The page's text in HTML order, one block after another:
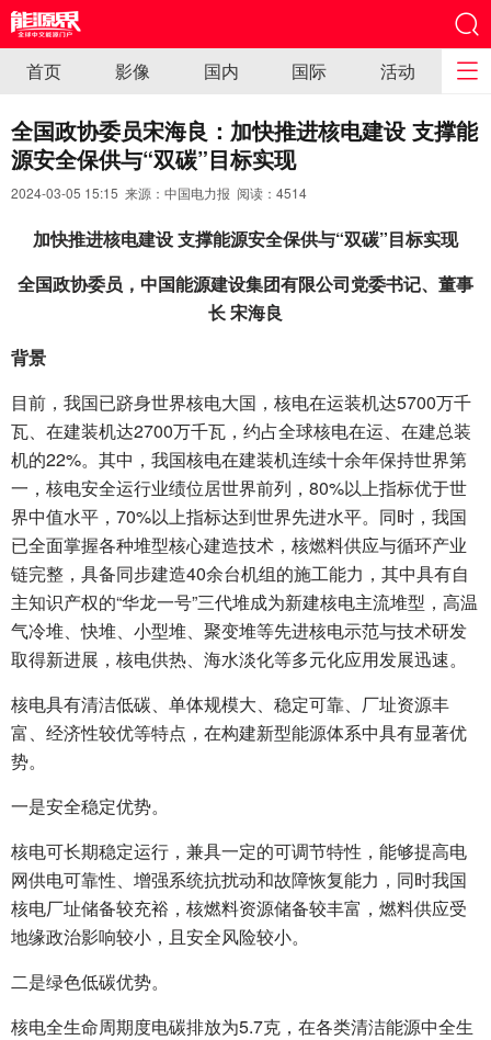
首页 影像 国内 国际 活动
全国政协委员宋海良：加快推进核电建设 支撑能
源安全保供与“双碳”目标实现
2024-03-05 15:15 来源：中国电力报 阅读： 4514
加快推进核电建设 支撑能源安全保供与“双碳”目标实现
全国政协委员，中国能源建设集团有限公司党委书记、董事
长 宋海良
背景
目前，我国已跻身世界核电大国，核电在运装机达5700万千
瓦、在建装机达2700万千瓦，约占全球核电在运、在建总装
机的22%。其中，我国核电在建装机连续十余年保持世界第
一，核电安全运行业绩位居世界前列，80%以上指标优于世
界中值水平，70%以上指标达到世界先进水平。同时，我国
已全面掌握各种堆型核心建造技术，核燃料供应与循环产业
链完整，具备同步建造40余台机组的施工能力，其中具有自
主知识产权的“华龙一号”三代堆成为新建核电主流堆型，高温
气冷堆、快堆、小型堆、聚变堆等先进核电示范与技术研发
取得新进展，核电供热、海水淡化等多元化应用发展迅速。
核电具有清洁低碳、单体规模大、稳定可靠、厂址资源丰
富、经济性较优等特点，在构建新型能源体系中具有显著优
势。
一是安全稳定优势。
核电可长期稳定运行，兼具一定的可调节特性，能够提高电
网供电可靠性、增强系统抗扰动和故障恢复能力，同时我国
核电厂址储备较充裕，核燃料资源储备较丰富，燃料供应受
地缘政治影响较小，且安全风险较小。
二是绿色低碳优势。
核电全生命周期度电碳排放为5.7克，在各类清洁能源中全生